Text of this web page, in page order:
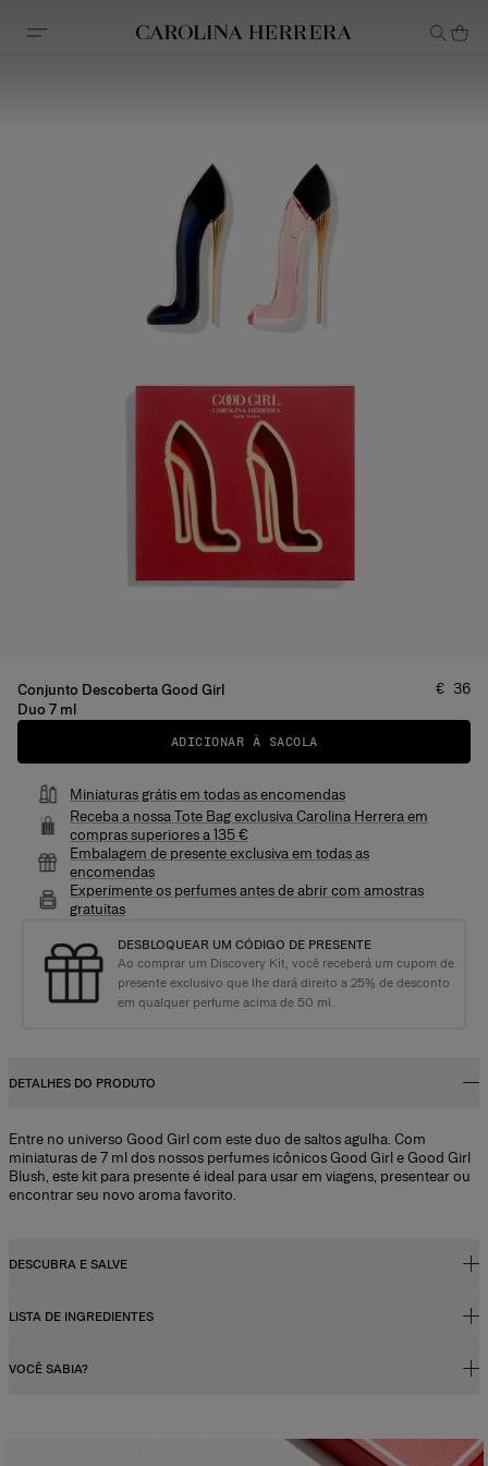
Declaração de acessibilidade
Conjunto Descoberta Good Girl
Duo 7 ml
Preço
€ 36
ADICIONAR À SACOLA
Miniaturas grátis em todas as encomendas
Receba a nossa Tote Bag exclusiva Carolina Herrera em
compras superiores a 135 €
Embalagem de presente exclusiva em todas as
encomendas
Experimente os perfumes antes de abrir com amostras
gratuitas
DESBLOQUEAR UM CÓDIGO DE PRESENTE
Ao comprar um Discovery Kit, você receberá um cupom de
presente exclusivo que lhe dará direito a 25% de desconto
em qualquer perfume acima de 50 ml.
DETALHES DO PRODUTO
Entre no universo Good Girl com este duo de saltos agulha. Com
miniaturas de 7 ml dos nossos perfumes icônicos Good Girl e Good Girl
Blush, este kit para presente é ideal para usar em viagens, presentear ou
encontrar seu novo aroma favorito.
DESCUBRA E SALVE
Ganhe um desconto de 25% no perfume de tamanho padrão
exclusivo que lhe dará direito a 25% de desconto em qualquer perfume
ser combinado com outros códigos de desconto.
LISTA DE INGREDIENTES
Alcohol Denat., Parfum (fragrance), Aqua (water),
Coumarin, Butyl Methoxydibenzoylmethane, Benzyl Benzoate, Citrus
Aurantium Bergamia (bergamot) Peel Oil, Limonene,
VOCÊ SABIA?
Os perfumes, sejam femininos ou masculinos, contêm um concentrado